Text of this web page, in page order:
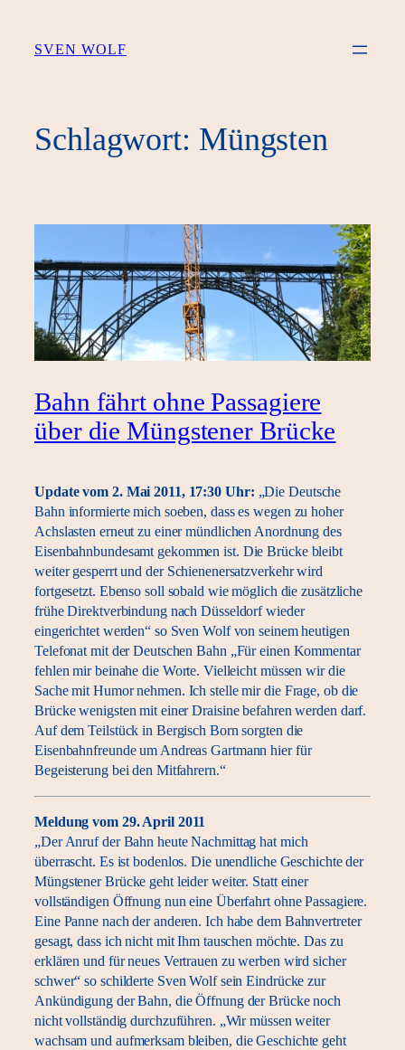
Inhalt
SVEN WOLF
Schlagwort: Müngsten
Bahn fährt ohne Passagiere
über die Müngstener Brücke
Update vom 2. Mai 2011, 17:30 Uhr: „Die Deutsche
Bahn informierte mich soeben, dass es wegen zu hoher
Achslasten erneut zu einer mündlichen Anordnung des
Eisenbahnbundesamt gekommen ist. Die Brücke bleibt
weiter gesperrt und der Schienenersatzverkehr wird
fortgesetzt. Ebenso soll sobald wie möglich die zusätzliche
frühe Direktverbindung nach Düsseldorf wieder
eingerichtet werden“ so Sven Wolf von seinem heutigen
Telefonat mit der Deutschen Bahn „Für einen Kommentar
fehlen mir beinahe die Worte. Vielleicht müssen wir die
Sache mit Humor nehmen. Ich stelle mir die Frage, ob die
Brücke wenigsten mit einer Draisine befahren werden darf.
Auf dem Teilstück in Bergisch Born sorgten die
Eisenbahnfreunde um Andreas Gartmann hier für
Begeisterung bei den Mitfahrern.“
Meldung vom 29. April 2011
„Der Anruf der Bahn heute Nachmittag hat mich
überrascht. Es ist bodenlos. Die unendliche Geschichte der
Müngstener Brücke geht leider weiter. Statt einer
vollständigen Öffnung nun eine Überfahrt ohne Passagiere.
Eine Panne nach der anderen. Ich habe dem Bahnvertreter
gesagt, dass ich nicht mit Ihm tauschen möchte. Das zu
erklären und für neues Vertrauen zu werben wird sicher
schwer“ so schilderte Sven Wolf sein Eindrücke zur
Ankündigung der Bahn, die Öffnung der Brücke noch
nicht vollständig durchzuführen. „Wir müssen weiter
wachsam und aufmerksam bleiben, die Geschichte geht